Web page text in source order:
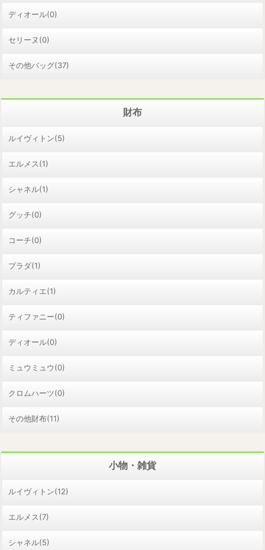
ディオール(0)
セリーヌ(0)
その他バッグ(37)
財布
ルイヴィトン(5)
エルメス(1)
シャネル(1)
グッチ(0)
コーチ(0)
プラダ(1)
カルティエ(1)
ティファニー(0)
ディオール(0)
ミュウミュウ(0)
クロムハーツ(0)
その他財布(11)
小物・雑貨
ルイヴィトン(12)
エルメス(7)
シャネル(5)